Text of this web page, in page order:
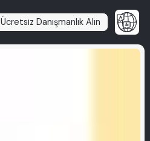
Ücretsiz Danışmanlık Alın